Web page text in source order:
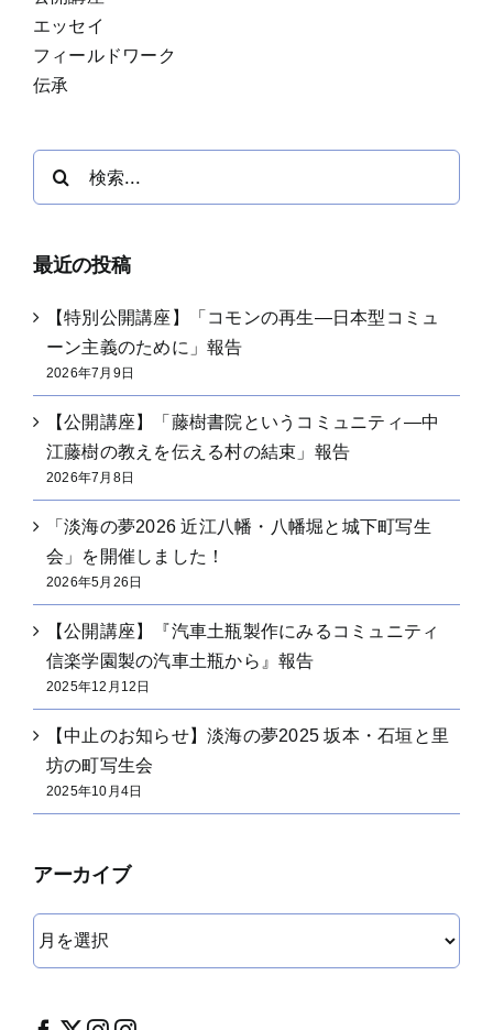
エッセイ
フィールドワーク
伝承
最近の投稿
【特別公開講座】「コモンの再生―日本型コミュ
ーン主義のために」報告
2026年7月9日
【公開講座】「藤樹書院というコミュニティ―中
江藤樹の教えを伝える村の結束」報告
2026年7月8日
「淡海の夢2026 近江八幡・八幡堀と城下町写生
会」を開催しました！
2026年5月26日
【公開講座】『汽車土瓶製作にみるコミュニティ
信楽学園製の汽車土瓶から』報告
2025年12月12日
【中止のお知らせ】淡海の夢2025 坂本・石垣と里
坊の町写生会
2025年10月4日
アーカイブ
ア
イ